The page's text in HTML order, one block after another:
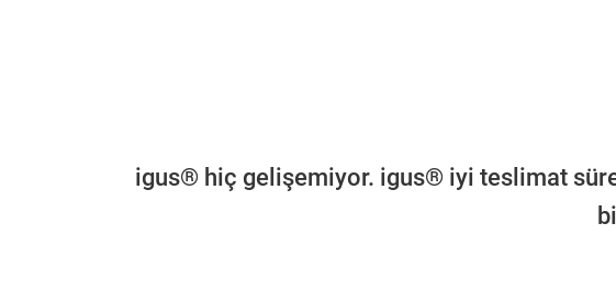
igus® hiç gelişemiyor. igus® iyi teslimat